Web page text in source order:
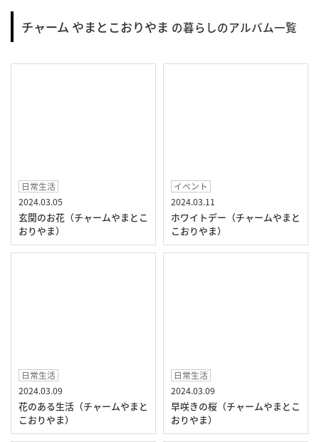
チャーム やまとこおりやま の暮らしのアルバム一覧
日常生活
2024.03.05
玄関のお花（チャームやまとこ
おりやま）
イベント
2024.03.11
ホワイトデー（チャームやまと
こおりやま）
日常生活
2024.03.09
花のある生活（チャームやまと
こおりやま）
日常生活
2024.03.09
早咲きの桜（チャームやまとこ
おりやま）